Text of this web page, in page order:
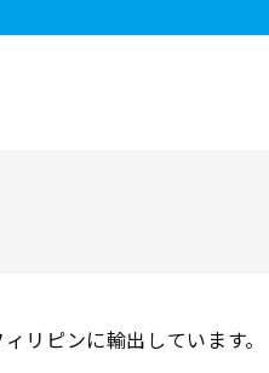
リピンに輸出しています。